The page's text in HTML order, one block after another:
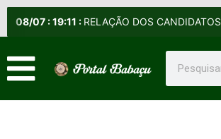
08/07 :19:11 : RELAÇÃO DOS CANDIDATOS SELECIONADOS E NÃO SELECIONADOS PARA A FASE PRESENCIAL DOS CURSOS DE APERFEIÇOAMENTO DE PRAÇAS (CAP) E DE FORMAÇÃO DE SARGENTOS (CFS) – EDITAL Nº 09/2026-DE